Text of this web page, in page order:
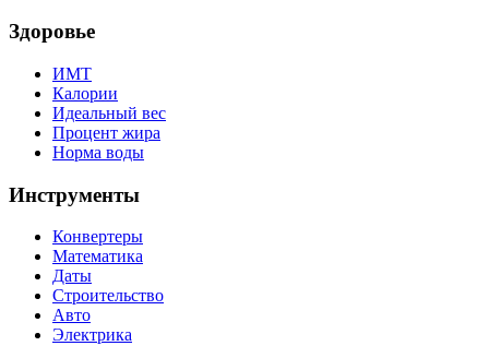
Здоровье
ИМТ
Калории
Идеальный вес
Процент жира
Норма воды
Инструменты
Конвертеры
Математика
Даты
Строительство
Авто
Электрика